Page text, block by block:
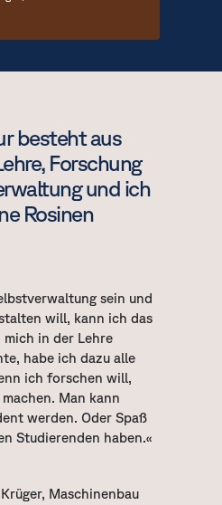
besteht aus
Forschung
und ich
Rosinen
sein und
will, kann ich das
mich in der Lehre
habe ich dazu alle
ich forschen will,
Man kann
werden. Oder Spaß
Studierenden haben.«
Maschinenbau